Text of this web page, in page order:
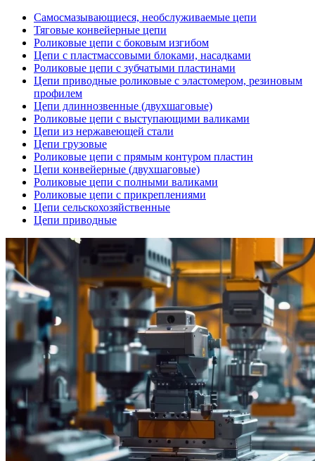
Самосмазывающиеся, необслуживаемые цепи
Тяговые конвейерные цепи
Роликовые цепи с боковым изгибом
Цепи с пластмассовыми блоками, насадками
Роликовые цепи с зубчатыми пластинами
Цепи приводные роликовые с эластомером, резиновым
профилем
Цепи длиннозвенные (двухшаговые)
Роликовые цепи с выступающими валиками
Цепи из нержавеющей стали
Цепи грузовые
Роликовые цепи с прямым контуром пластин
Цепи конвейерные (двухшаговые)
Роликовые цепи с полными валиками
Роликовые цепи с прикреплениями
Цепи сельскохозяйственные
Цепи приводные